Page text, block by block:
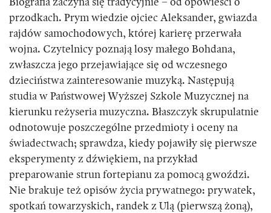
Biografia zaczyna się tradycyjnie – od opowieści o
przodkach. Prym wiedzie ojciec Aleksander, gwiazda
rajdów samochodowych, której karierę przerwała
wojna. Czytelnicy poznają losy małego Bohdana,
zwłaszcza jego przejawiające się od wczesnego
dzieciństwa zainteresowanie muzyką. Następują
studia w Państwowej Wyższej Szkole Muzycznej na
kierunku reżyseria muzyczna. Błaszczyk skrupulatnie
odnotowuje poszczególne przedmioty i oceny na
świadectwach; sprawdza, kiedy pojawiły się pierwsze
eksperymenty z dźwiękiem, na przykład
preparowanie strun fortepianu za pomocą gwoździ.
Nie brakuje też opisów życia prywatnego: prywatek,
spotkań towarzyskich, randek z Ulą (pierwszą żoną),